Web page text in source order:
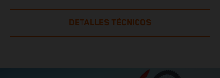
DETALLES TÉCNICOS